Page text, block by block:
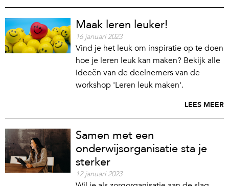
Maak leren leuker!
16 januari 2023
Vind je het leuk om inspiratie op te doen
hoe je leren leuk kan maken? Bekijk alle
ideeën van de deelnemers van de
workshop 'Leren leuk maken'.
LEES MEER
Samen met een
onderwijsorganisatie sta je
sterker
12 januari 2023